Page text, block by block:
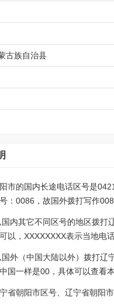
古族自治县
市的国内长途电话区号是
：0086，故国外拨打写作
国内其它不同区号的地区拨打
以，XXXXXXXX表示当地电
国外（中国大陆以外）拨打辽
国一样是00，具体可以查看
省朝阳市区号、辽宁省朝阳